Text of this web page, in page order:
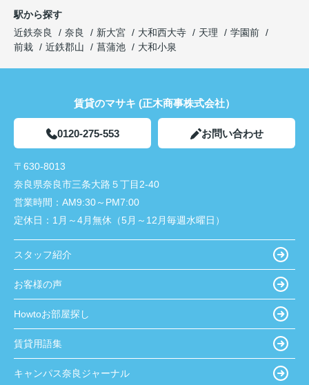
駅から探す
近鉄奈良
奈良 新大宮 大和西大寺 天理
学園前
前栽
近鉄郡山 菖蒲池 大和小泉
賃貸のマサキ (正木商事株式会社）
0120-275-553 お問い合わせ
〒630-8013
奈良県奈良市三条大路５丁目2-40
営業時間： AM9:30～PM7:00
定休日： 1月～4月無休（5月～12月毎週水曜日）
スタッフ紹介
お客様の声
Howtoお部屋探し
賃貸用語集
キャンパス奈良ジャーナル